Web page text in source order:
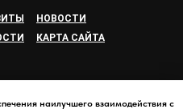
наилучшего взаимодействия с
НОВОСТИ
КАРТА САЙТА